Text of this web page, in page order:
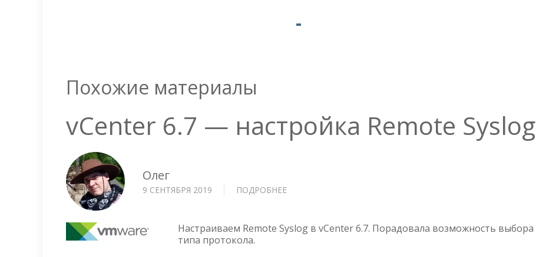
Похожие материалы
vCenter 6.7 — настройка Remote Syslog
Олег
9 СЕНТЯБРЯ 2019 ПОДРОБНЕЕ
—
Настраиваем Remote Syslog в vCenter 6.7. Порадовала возможность выбора
типа протокола.